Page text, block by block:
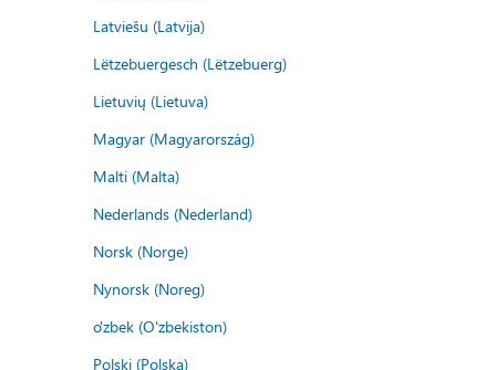
Latviešu (Latvija)
Lëtzebuergesch (Lëtzebuerg)
Lietuvių (Lietuva)
Magyar (Magyarország)
Malti (Malta)
Nederlands (Nederland)
Norsk (Norge)
Nynorsk (Noreg)
o'zbek (O'zbekiston)
Polski (Polska)